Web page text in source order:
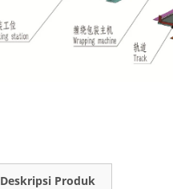
Deskripsi Produk